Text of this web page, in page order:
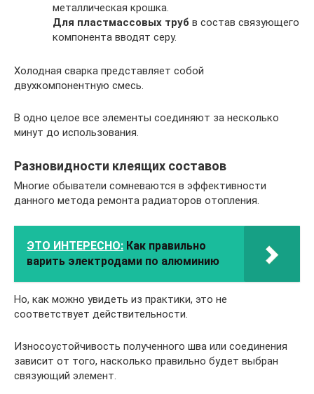
металлическая крошка.
Для пластмассовых труб в состав связующего
компонента вводят серу.
Холодная сварка представляет собой
двухкомпонентную смесь.
В одно целое все элементы соединяют за несколько
минут до использования.
Разновидности клеящих составов
Многие обыватели сомневаются в эффективности
данного метода ремонта радиаторов отопления.
ЭТО ИНТЕРЕСНО: Как правильно
варить электродами по алюминию
Но, как можно увидеть из практики, это не
соответствует действительности.
Износоустойчивость полученного шва или соединения
зависит от того, насколько правильно будет выбран
связующий элемент.